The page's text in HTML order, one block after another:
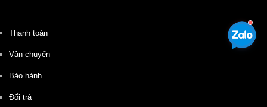
Thanh toán
Vận chuyển
Bảo hành
Đổi trả